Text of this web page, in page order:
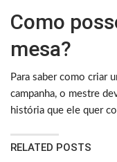
Como
mesa?
Para saber como criar
campanha, o mestre
história que ele quer
RELATED POSTS